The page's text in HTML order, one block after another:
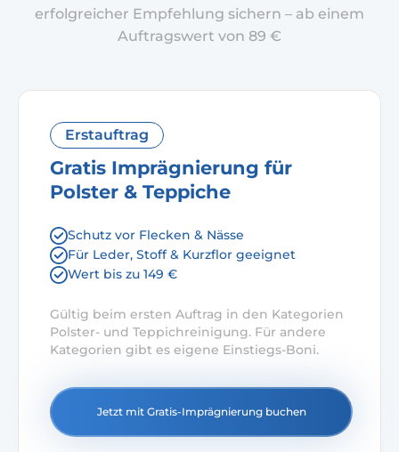
erfolgreicher Empfehlung sichern – ab einem
Auftragswert von 89 €
Erstauftrag
Gratis Imprägnierung für
Polster & Teppiche
Schutz vor Flecken & Nässe
Für Leder, Stoff & Kurzflor geeignet
Wert bis zu 149 €
Gültig beim ersten Auftrag in den Kategorien
Polster- und Teppichreinigung. Für andere
Kategorien gibt es eigene Einstiegs-Boni.
Jetzt mit Gratis-Imprägnierung buchen